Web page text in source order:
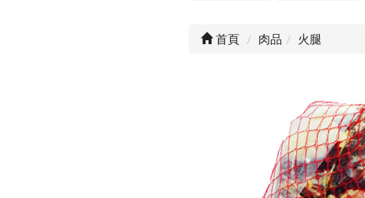
首頁 肉品 火腿